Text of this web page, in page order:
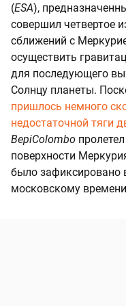
(ESA),
совершил четвертое
сближений с
осуществить
для последующего
Солнцу планеты.
пришлось немного
недостаточной тяги
BepiColombo
поверхности
было зафиксировано
московскому